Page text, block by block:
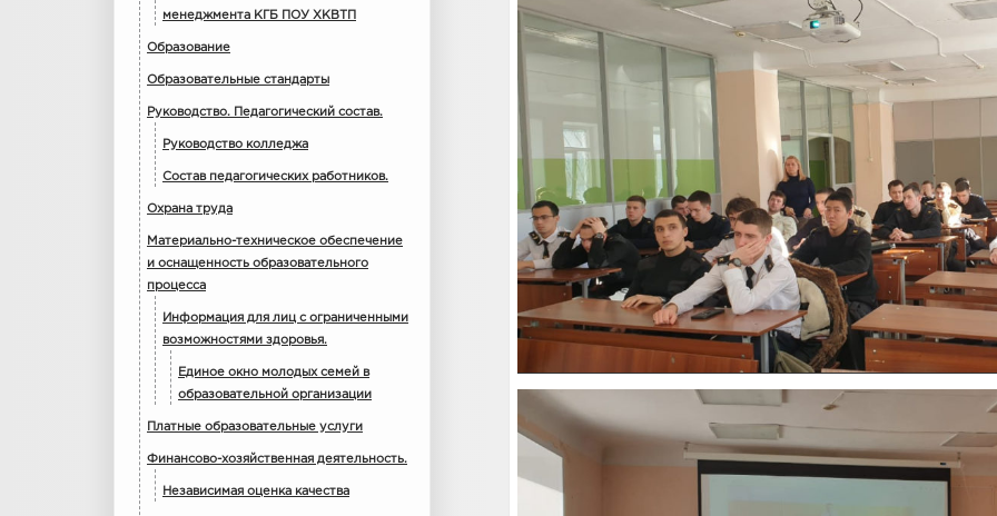
менеджмента КГБ ПОУ ХКВТП
Образование
Образовательные стандарты
Руководство. Педагогический состав.
Руководство колледжа
Состав педагогических работников.
Охрана труда
Материально-техническое обеспечение
и оснащенность образовательного
процесса
Информация для лиц с ограниченными
возможностями здоровья.
Единое окно молодых семей в
образовательной организации
Платные образовательные услуги
Финансово-хозяйственная деятельность.
Независимая оценка качества